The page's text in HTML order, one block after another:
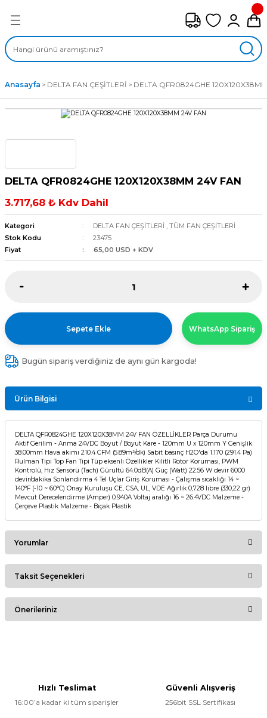
ÇEŞİTLERİ
FANLAR
FANLAR
Anasayfa DELTA FAN ÇEŞİTLERİ DELTA QFR0824GHE
DELTA QFR0824GHE 120X120X38MM 24V FAN
3.717,68 ₺ Kdv Dahil
Kategori DELTA FAN ÇEŞİTLERİ , TÜM FAN ÇEŞİTLERİ
Stok Kodu
23475
Fiyat
65,00 USD + KDV
Sepete Ekle WhatsApp Sipariş
Bugün sipariş verdiğiniz de aynı gün kargoda!
Ürün Bilgisi
DELTA QFR0824GHE 120X120X38MM 24V FAN ÖZELLİKLER Parça Durumu
Aktif Gerilim - Anma 24VDC Boyut / Boyut Kare - 120mm U x 120mm Y Genişlik
38.00mm Hava akımı 210.4 CFM (5.89m³/dk) Sabit basınç H2O'da 1.170 (291.4 Pa)
Rulman Tipi Top Fan Tipi Tüp eksenli Özellikler Kilitli Rotor Koruması, PWM
Kontrolü, Hız Sensörü (Tach) Gürültü 64.0dB(A) Güç (Watt) 22.56 W devir 6000
devir/dakika Sonlandırma 4 Tel Uçlar Giriş Koruması - Çalışma sıcaklığı 14 ~
140°F (-10 ~ 60°C) Onay Kuruluşu CE, CSA, UL, VDE Ağırlık 0,728 libre (330,22 gr)
Mevcut Derecelendirme (Amper) 0.940A Voltaj aralığı 16 ~ 26.4VDC Malzeme -
Çerçeve Plastik Malzeme - Bıçak Plastik
Yorumlar
Bu ürüne ilk yorumu siz yapın!
Taksit Seçenekleri
Önerileriniz
Hızlı Teslimat
16:00’a kadar ki tüm siparişler
Güvenli Alışveriş
256bit SSL Sertifikası